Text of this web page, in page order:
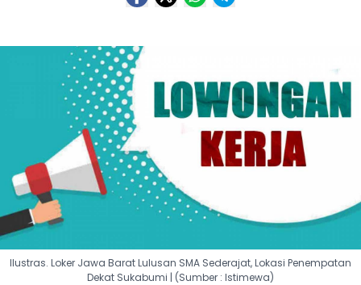
Ilustras. Loker Jawa Barat Lulusan SMA Sederajat, Lokasi Penempatan
Dekat Sukabumi | (Sumber : Istimewa)